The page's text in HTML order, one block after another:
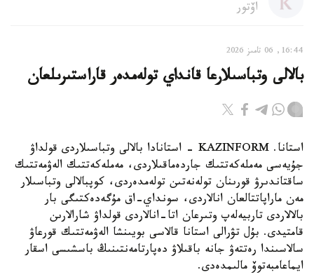
اۆتور
16:44, 06 تامىز 2026
بالالى وتباسىلارعا قانداي تولەمدەر قاراستىرىلعان
استانا. KAZINFORM - استانادا بالالى وتباسىلاردى قولداۋ
جۇيەسى مەملەكەتتىك جاردەماقىلاردى، مەملەكەتتىك الەۋمەتتىك
ساقتاندىرۋ قورىنان تولەنەتىن تولەمدەردى، كوپبالالى وتباسىلار
مەن ماراپاتتالعان انالاردى، سونداي-اق مۇگەدەكتىگى بار
بالالاردى تاربيەلەپ وتىرعان اتا-انالاردى قولداۋ شارالارىن
قامتيدى. بۇل تۋرالى استانا قالاسى بويىنشا الەۋمەتتىك قورعاۋ
سالاسىندا رەتتەۋ جانە باقىلاۋ دەپارتامەنتىنىڭ باسشىسى اسقار
ايماعامبەتوۆ مالىمدەدى.